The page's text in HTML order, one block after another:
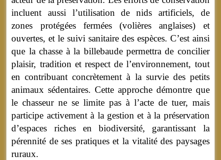
incluent aussi l’utilisation de nids artificiels, de
zones protégées fermées (volières anglaises) et
ouvertes, et le suivi sanitaire des espèces. C’est ainsi
que la chasse à la billebaude permettra de concilier
plaisir, tradition et respect de l’environnement, tout
en contribuant concrètement à la survie des petits
animaux sédentaires. Cette approche démontre que
le chasseur ne se limite pas à l’acte de tuer, mais
participe activement à la gestion et à la préservation
d’espaces riches en biodiversité, garantissant la
pérennité de ses pratiques et la vitalité des paysages
ruraux.